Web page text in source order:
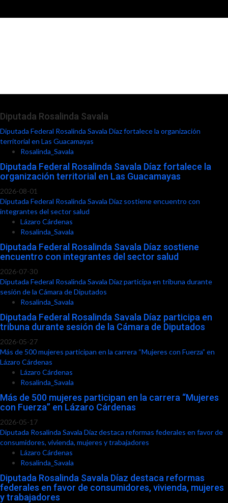
Diputada Rosalinda Savala
Diputada Federal Rosalinda Savala Díaz fortalece la organización
territorial en Las Guacamayas
Rosalinda_Savala
Diputada Federal Rosalinda Savala Díaz fortalece la
organización territorial en Las Guacamayas
2026-08-01
Diputada Federal Rosalinda Savala Díaz sostiene encuentro con
integrantes del sector salud
Lázaro Cárdenas
Rosalinda_Savala
Diputada Federal Rosalinda Savala Díaz sostiene
encuentro con integrantes del sector salud
2026-07-30
Diputada Federal Rosalinda Savala Díaz participa en tribuna durante
sesión de la Cámara de Diputados
Rosalinda_Savala
Diputada Federal Rosalinda Savala Díaz participa en
tribuna durante sesión de la Cámara de Diputados
2026-05-27
Más de 500 mujeres participan en la carrera “Mujeres con Fuerza” en
Lázaro Cárdenas
Lázaro Cárdenas
Rosalinda_Savala
Más de 500 mujeres participan en la carrera “Mujeres
con Fuerza” en Lázaro Cárdenas
2026-05-17
Diputada Rosalinda Savala Díaz destaca reformas federales en favor de
consumidores, vivienda, mujeres y trabajadores
Lázaro Cárdenas
Rosalinda_Savala
Diputada Rosalinda Savala Díaz destaca reformas
federales en favor de consumidores, vivienda, mujeres
y trabajadores